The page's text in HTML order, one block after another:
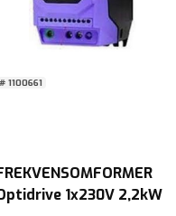
# 1100661
1x230V 2,2kW